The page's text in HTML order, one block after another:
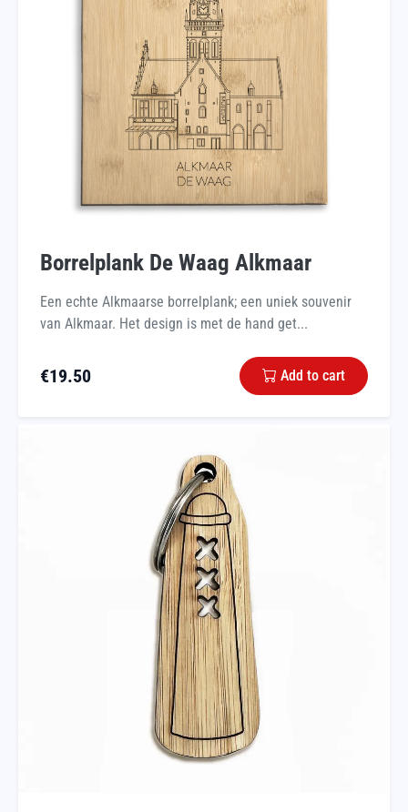
Borrelplank De Waag Alkmaar
Een echte Alkmaarse borrelplank; een uniek souvenir
van Alkmaar. Het design is met de hand get...
€19.50 Add to cart